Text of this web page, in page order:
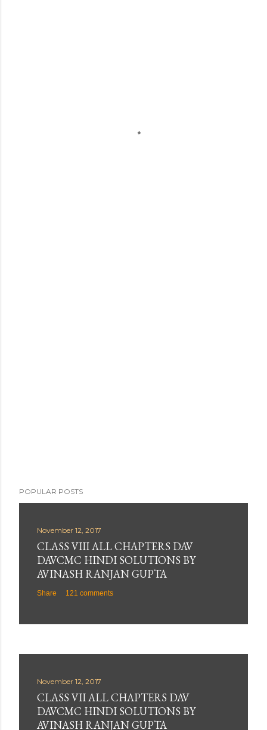
POPULAR POSTS
November 12, 2017
CLASS VIII ALL CHAPTERS DAV
DAVCMC HINDI SOLUTIONS BY
AVINASH RANJAN GUPTA
Share 121 comments
November 12, 2017
CLASS VII ALL CHAPTERS DAV
DAVCMC HINDI SOLUTIONS BY
AVINASH RANJAN GUPTA